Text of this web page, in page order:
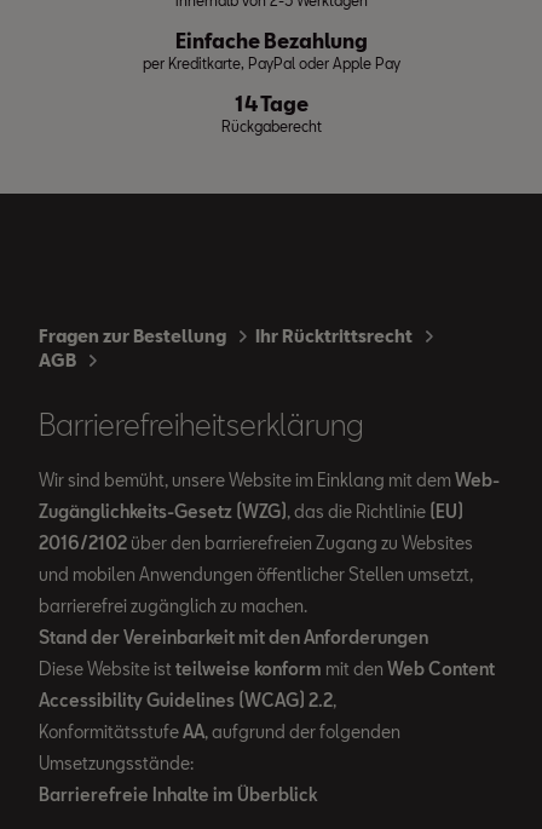
Einfache Bezahlung
per Kreditkarte, PayPal oder Apple Pay
14 Tage
Rückgaberecht
Fragen zur Bestellung
Ihr Rücktrittsrecht
AGB
Barrierefreiheitserklärung
Wir sind bemüht, unsere Website im Einklang mit dem Web-
Zugänglichkeits-Gesetz (WZG) , das die Richtlinie (EU)
2016/2102 über den barrierefreien Zugang zu Websites
und mobilen Anwendungen öffentlicher Stellen umsetzt,
barrierefrei zugänglich zu machen.
Stand der Vereinbarkeit mit den Anforderungen
Diese Website ist teilweise konform mit den Web Content
Accessibility Guidelines (WCAG) 2.2,
KonformitätsstufeAA, aufgrund der folgenden
Umsetzungsstände:
Barrierefreie Inhalte im Überblick